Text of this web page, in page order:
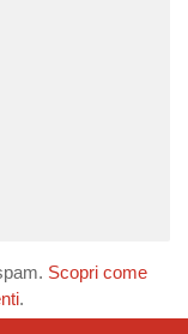
Scopri come
.